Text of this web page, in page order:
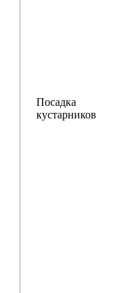
Посадка
кустарников